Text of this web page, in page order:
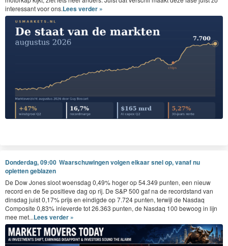
Wachten op Google en Amazon
Alphabet publiceert vanavond resultaten en dat is weer een cruciaal moment.
Als Google ook tegenvalt, dan dreigt ee echt een bredere exodus uit de
interessant voor ons.Lees verder »
Donderdag, 09:00 Waarschuwingen volgen elkaar snel op, vanaf nu
opletten geblazen
De Dow Jones sloot woensdag 0,49% hoger op 54.349 punten, een nieuw
record en de 5e positieve dag op rij. De S&P 500 gaf na de recordstand van
dinsdag juist 0,17% prijs en eindigde op 7.724 punten, terwijl de Nasdaq
Composite 0,83% inleverde tot 26.363 punten, de Nasdaq 100 bewoog in lijn
mee met...Lees verder »